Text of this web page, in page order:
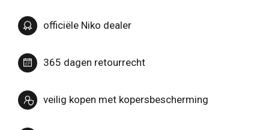
officiële Niko dealer
365 dagen retourrecht
veilig kopen met kopersbescherming